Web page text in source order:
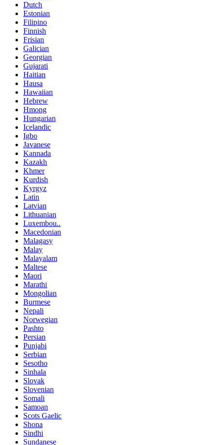
Dutch
Estonian
Filipino
Finnish
Frisian
Galician
Georgian
Gujarati
Haitian
Hausa
Hawaiian
Hebrew
Hmong
Hungarian
Icelandic
Igbo
Javanese
Kannada
Kazakh
Khmer
Kurdish
Kyrgyz
Latin
Latvian
Lithuanian
Luxembou..
Macedonian
Malagasy
Malay
Malayalam
Maltese
Maori
Marathi
Mongolian
Burmese
Nepali
Norwegian
Pashto
Persian
Punjabi
Serbian
Sesotho
Sinhala
Slovak
Slovenian
Somali
Samoan
Scots Gaelic
Shona
Sindhi
Sundanese